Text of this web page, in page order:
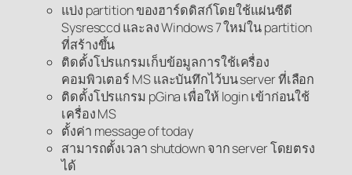
แบ่ง partition ของฮาร์ดดิสก์โดยใช้แผ่นซีดี
Sysresccd และลง Windows 7 ใหม่ใน partition
ที่สร้างขึ้น
ติดตั้งโปรแกรมเก็บข้อมูลการใช้เครื่อง
คอมพิวเตอร์ MS และบันทึกไว้บน server ที่เลือก
ติดตั้งโปรแกรม pGina เพื่อให้ login เข้าก่อนใช้
เครื่อง MS
ตั้งค่า message of today
สามารถตั้งเวลา shutdown จาก server โดยตรง
ได้